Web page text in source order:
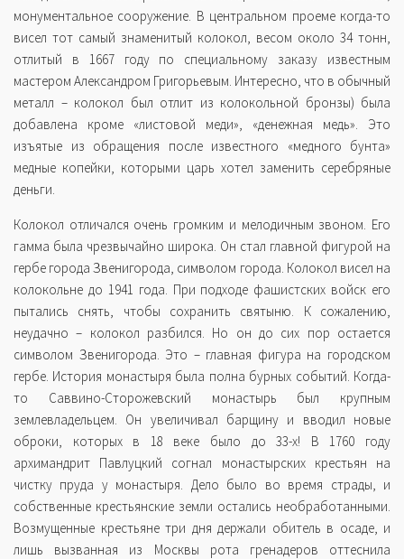
монументальное сооружение. В центральном проеме когда-то
висел тот самый знаменитый колокол, весом около 34 тонн,
отлитый в 1667 году по специальному заказу известным
мастером Александром Григорьевым. Интересно, что в обычный
металл – колокол был отлит из колокольной бронзы) была
добавлена кроме «листовой меди», «денежная медь». Это
изъятые из обращения после известного «медного бунта»
медные копейки, которыми царь хотел заменить серебряные
деньги.
Колокол отличался очень громким и мелодичным звоном. Его
гамма была чрезвычайно широка. Он стал главной фигурой на
гербе города Звенигорода, символом города. Колокол висел на
колокольне до 1941 года. При подходе фашистских войск его
пытались снять, чтобы сохранить святыню. К сожалению,
неудачно – колокол разбился. Но он до сих пор остается
символом Звенигорода. Это – главная фигура на городском
гербе. История монастыря была полна бурных событий. Когда-
то Саввино-Сторожевский монастырь был крупным
землевладельцем. Он увеличивал барщину и вводил новые
оброки, которых в 18 веке было до 33-х! В 1760 году
архимандрит Павлуцкий согнал монастырских крестьян на
чистку пруда у монастыря. Дело было во время страды, и
собственные крестьянские земли остались необработанными.
Возмущенные крестьяне три дня держали обитель в осаде, и
лишь вызванная из Москвы рота гренадеров оттеснила